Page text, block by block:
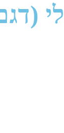
(דגם